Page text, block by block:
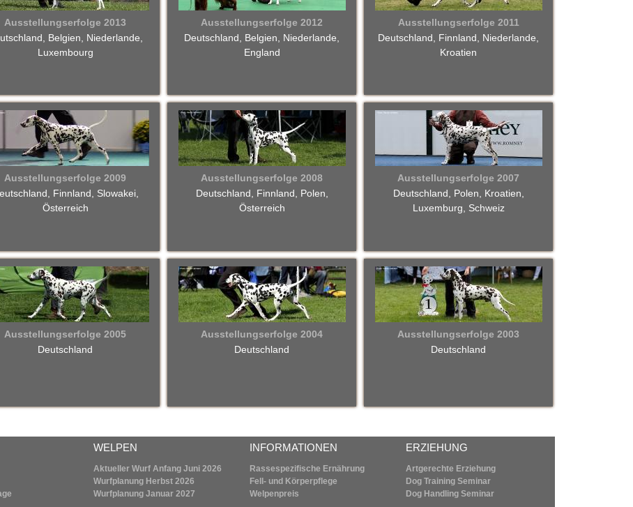
Ausstellungserfolge 2013
Belgien, Niederlande,
Luxembourg
Ausstellungserfolge 2012
Deutschland, Belgien, Niederlande,
England
Ausstellungserfolge 2011
Deutschland, Finnland, Niederlande,
Kroatien
Ausstellungserfolge 2009
Finnland, Slowakei,
Österreich
Ausstellungserfolge 2008
Deutschland, Finnland, Polen,
Österreich
Ausstellungserfolge 2007
Deutschland, Polen, Kroatien,
Luxemburg, Schweiz
Ausstellungserfolge 2005
Deutschland
Ausstellungserfolge 2004
Deutschland
Ausstellungserfolge 2003
Deutschland
WELPEN
Aktueller Wurf Anfang Juni 2026
Wurfplanung Herbst 2026
WurfplanungJanuar 2027
INFORMATIONEN
Rassespezifische Ernährung
Fell- und Körperpflege
Welpenpreis
ERZIEHUNG
Artgerechte Erziehung
Dog Training Seminar
Dog Handling Seminar